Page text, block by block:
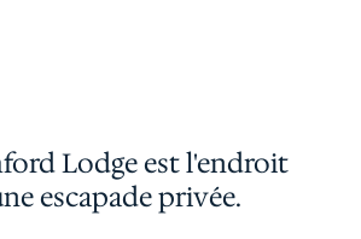
Lodge est l'endroit
escapade privée.